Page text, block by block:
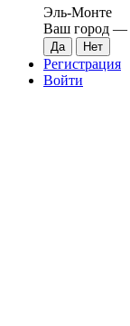
Эль-Монте
Ваш город —
Регистрация
Войти